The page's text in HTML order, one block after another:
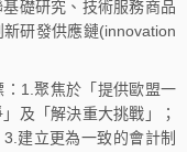
礎研究、技術服務商品
研發供應鏈(innovation
1.聚焦於「提供歐盟一
及「解決重大挑戰」；
建立更為一致的會計制